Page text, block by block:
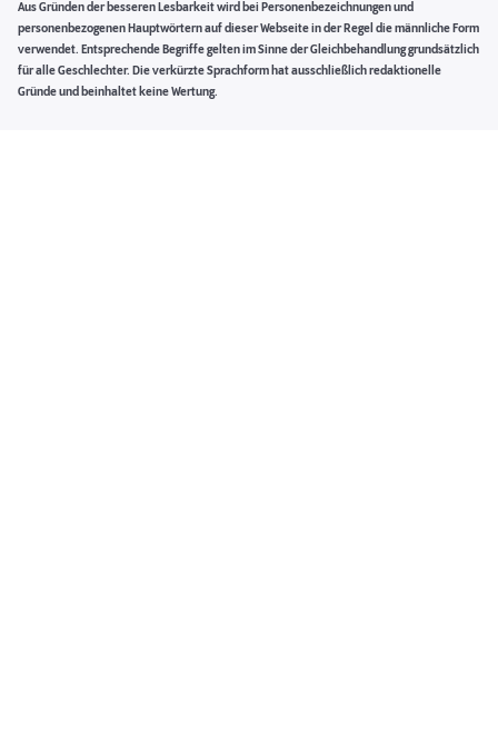
Aus Gründen der besseren Lesbarkeit wird bei Personenbezeichnungen und
personenbezogenen Hauptwörtern auf dieser Webseite in der Regel die männliche Form
verwendet. Entsprechende Begriffe gelten im Sinne der Gleichbehandlung grundsätzlich
für alle Geschlechter. Die verkürzte Sprachform hat ausschließlich redaktionelle
Gründe und beinhaltet keine Wertung.